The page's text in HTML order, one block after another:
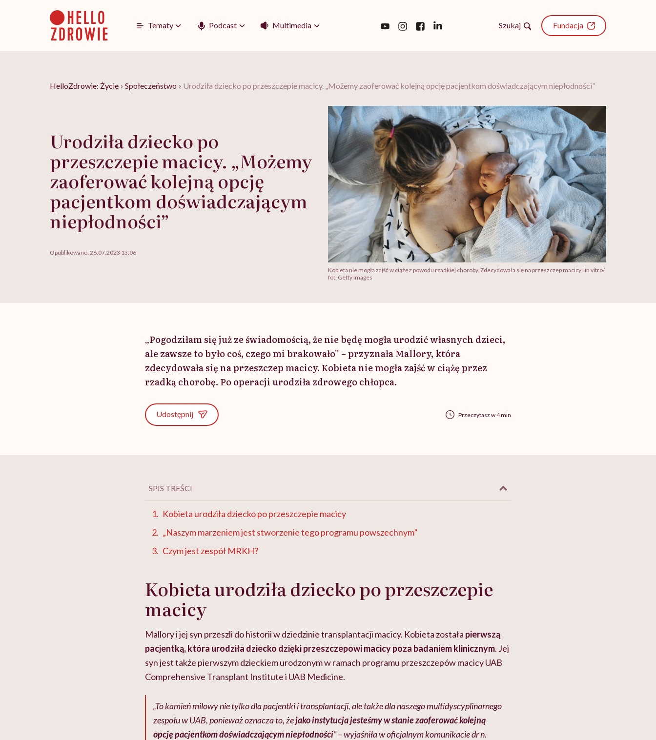
Tematy Podcast Multimedia Szukaj Fundacja
HelloZdrowie: Życie › Społeczeństwo › Urodziła dziecko po przeszczepie macicy. „Możemy zaoferować kolejną opcję pacjentkom doświadczającym niepłodności”
Urodziła dziecko po
przeszczepie macicy. „Możemy
zaoferować kolejną opcję
pacjentkom doświadczającym
niepłodności”
Opublikowano: 26.07.2023 13:06
Kobieta nie mogła zajść w ciążę z powodu rzadkiej choroby. Zdecydowała się na przeszczep macicy i in vitro/
fot. Getty Images
„Pogodziłam się już ze świadomością, że nie będę mogła urodzić własnych dzieci,
ale zawsze to było coś, czego mi brakowało” – przyznała Mallory, która
zdecydowała się na przeszczep macicy. Kobieta nie mogła zajść w ciążę przez
rzadką chorobę. Po operacji urodziła zdrowego chłopca.
Udostępnij Przeczytasz w 4 min
SPIS TREŚCI
Kobieta urodziła dziecko po przeszczepie macicy
„Naszym marzeniem jest stworzenie tego programu powszechnym”
Czym jest zespół MRKH?
Kobieta urodziła dziecko po przeszczepie
macicy
Mallory i jej syn przeszli do historii w dziedzinie transplantacji macicy. Kobieta została pierwszą
pacjentką, która urodziła dziecko dzięki przeszczepowi macicy poza badaniem klinicznym. Jej
syn jest także pierwszym dzieckiem urodzonym w ramach programu przeszczepów macicy UAB
Comprehensive Transplant Institute i UAB Medicine.
„To kamień milowy nie tylko dla pacjentki i transplantacji, ale także dla naszego multidyscyplinarnego
zespołu w UAB, ponieważ oznacza to, żejako instytucja jesteśmy w stanie zaoferować kolejną
opcję pacjentkom doświadczającym niepłodności” – wyjaśniła w oficjalnym komunikacie dr n.